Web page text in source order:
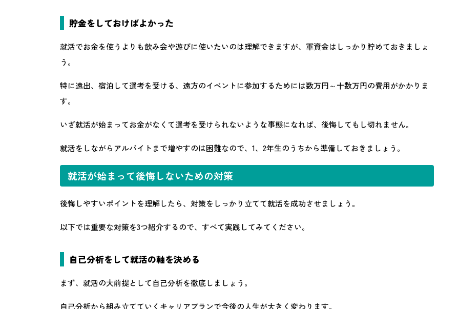
貯金をしておけばよかった
就活でお金を使うよりも飲み会や遊びに使いたいのは理解できますが、軍資金はしっかり貯めておきましょ
う。
特に遠出、宿泊して選考を受ける、遠方のイベントに参加するためには数万円～十数万円の費用がかかりま
す。
いざ就活が始まってお金がなくて選考を受けられないような事態になれば、後悔してもし切れません。
就活をしながらアルバイトまで増やすのは困難なので、1、2年生のうちから準備しておきましょう。
就活が始まって後悔しないための対策
後悔しやすいポイントを理解したら、対策をしっかり立てて就活を成功させましょう。
以下では重要な対策を3つ紹介するので、すべて実践してみてください。
自己分析をして就活の軸を決める
まず、就活の大前提として自己分析を徹底しましょう。
自己分析から組み立てていくキャリアプランで今後の人生が大きく変わります。